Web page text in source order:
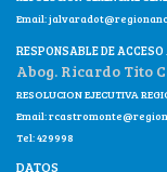
Email:
RESPONSABLE DE
Abog. Ricardo Tito
RESOLUCION EJECUTIVA
Email:
Tel: 429998
DATOS